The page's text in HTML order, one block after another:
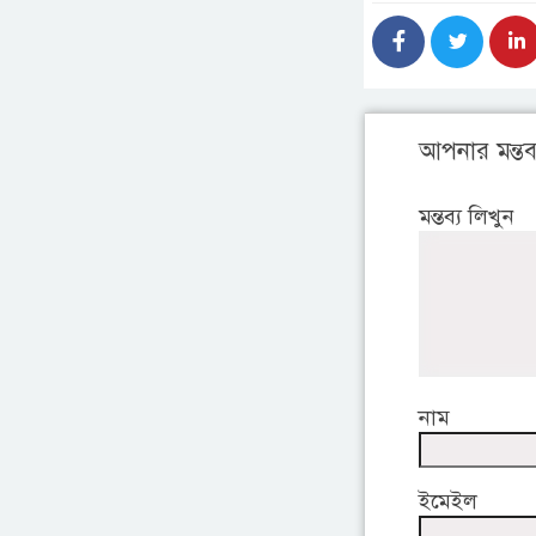
আপনার
মন্তব্য লিখুন
নাম
ইমেইল